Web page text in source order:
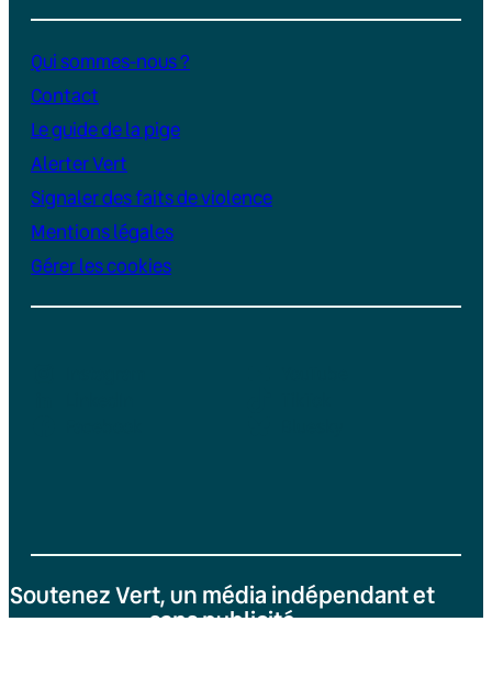
Qui sommes-nous ?
Contact
Le guide de la pige
Alerter Vert
Signaler des faits de violence
Mentions légales
Gérer les cookies
Soutenez Vert, un média indépendant et
sans publicité